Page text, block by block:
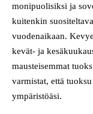
monipuolisiksi ja
kuitenkin
vuodenaikaan.
kevät- ja
mausteisemmat
varmistat, että
ympäristöäsi.